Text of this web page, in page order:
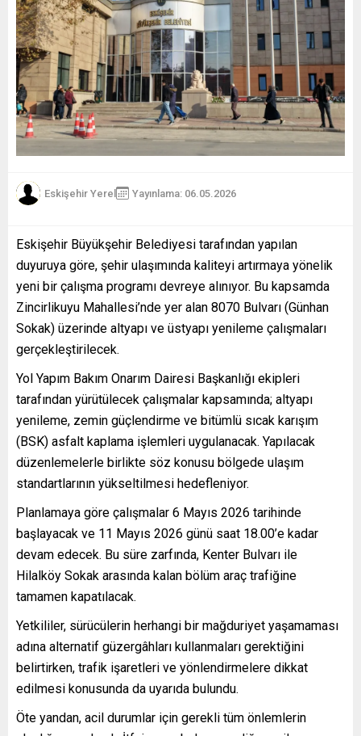
Eskişehir Yerel Yayınlama: 06.05.2026
Eskişehir Büyükşehir Belediyesi tarafından yapılan
duyuruya göre, şehir ulaşımında kaliteyi artırmaya yönelik
yeni bir çalışma programı devreye alınıyor. Bu kapsamda
Zincirlikuyu Mahallesi’nde yer alan 8070 Bulvarı (Günhan
Sokak) üzerinde altyapı ve üstyapı yenileme çalışmaları
gerçekleştirilecek.
Yol Yapım Bakım Onarım Dairesi Başkanlığı ekipleri
tarafından yürütülecek çalışmalar kapsamında; altyapı
yenileme, zemin güçlendirme ve bitümlü sıcak karışım
(BSK) asfalt kaplama işlemleri uygulanacak. Yapılacak
düzenlemelerle birlikte söz konusu bölgede ulaşım
standartlarının yükseltilmesi hedefleniyor.
Planlamaya göre çalışmalar 6 Mayıs 2026 tarihinde
başlayacak ve 11 Mayıs 2026 günü saat 18.00’e kadar
devam edecek. Bu süre zarfında, Kenter Bulvarı ile
Hilalköy Sokak arasında kalan bölüm araç trafiğine
tamamen kapatılacak.
Yetkililer, sürücülerin herhangi bir mağduriyet yaşamaması
adına alternatif güzergâhları kullanmaları gerektiğini
belirtirken, trafik işaretleri ve yönlendirmelere dikkat
edilmesi konusunda da uyarıda bulundu.
Öte yandan, acil durumlar için gerekli tüm önlemlerin